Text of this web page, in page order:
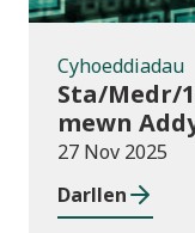
Cyhoeddiadau
Sta/Medr/
mewn
27 Nov 2025
Darllen